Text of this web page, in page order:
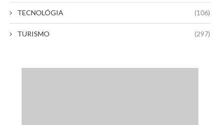
TECNOLÓGIA (106)
TURISMO (297)